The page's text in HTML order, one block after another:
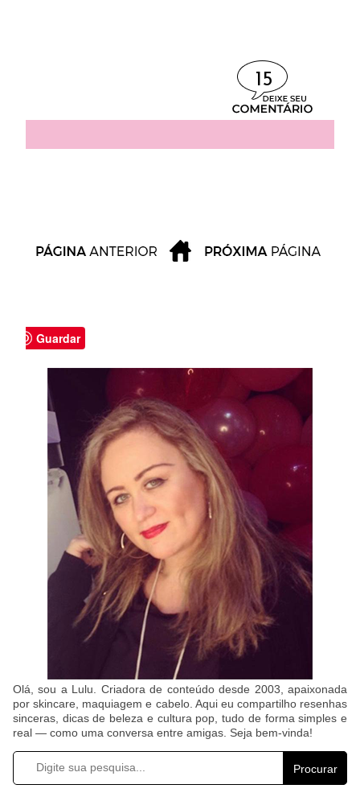
15
Guardar
Olá, sou a Lulu. Criadora de conteúdo desde 2003, apaixonada
por skincare, maquiagem e cabelo. Aqui eu compartilho resenhas
sinceras, dicas de beleza e cultura pop, tudo de forma simples e
real — como uma conversa entre amigas. Seja bem-vinda!
Procurar